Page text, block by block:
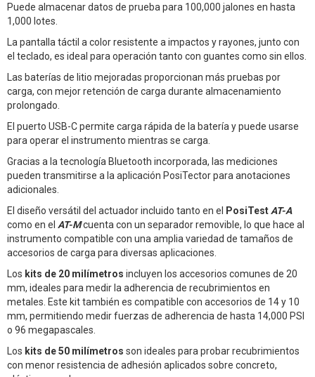
Puede almacenar datos de prueba para 100,000 jalones en hasta
1,000 lotes.
La pantalla táctil a color resistente a impactos y rayones, junto con
el teclado, es ideal para operación tanto con guantes como sin ellos.
Las baterías de litio mejoradas proporcionan más pruebas por
carga, con mejor retención de carga durante almacenamiento
prolongado.
El puerto USB-C permite carga rápida de la batería y puede usarse
para operar el instrumento mientras se carga.
Gracias a la tecnología Bluetooth incorporada, las mediciones
pueden transmitirse a la aplicación PosiTector para anotaciones
adicionales.
El diseño versátil del actuador incluido tanto en el PosiTest AT-A
como en el AT-Mcuenta con un separador removible, lo que hace al
instrumento compatible con una amplia variedad de tamaños de
accesorios de carga para diversas aplicaciones.
Los kits de 20 milímetros incluyen los accesorios comunes de 20
mm, ideales para medir la adherencia de recubrimientos en
metales. Este kit también es compatible con accesorios de 14 y 10
mm, permitiendo medir fuerzas de adherencia de hasta 14,000 PSI
o 96 megapascales.
Los kits de 50 milímetros son ideales para probar recubrimientos
con menor resistencia de adhesión aplicados sobre concreto,